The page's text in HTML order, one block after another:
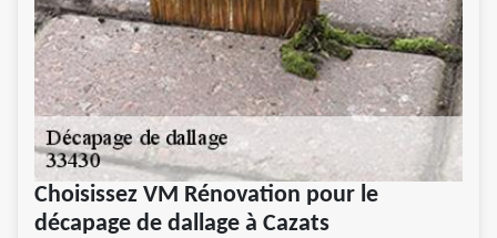
Choisissez VM Rénovation pour le
décapage de dallage à Cazats